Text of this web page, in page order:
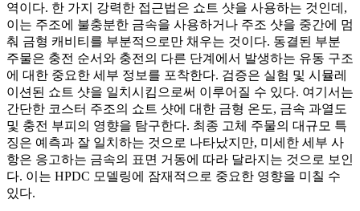
역이다. 한 가지 강력한 접근법은 쇼트 샷을 사용하는 것인데,
이는 주조에 불충분한 금속을 사용하거나 주조 샷을 중간에 멈
춰 금형 캐비티를 부분적으로만 채우는 것이다. 동결된 부분
주물은 충전 순서와 충전의 다른 단계에서 발생하는 유동 구조
에 대한 중요한 세부 정보를 포착한다. 검증은 실험 및 시뮬레
이션된 쇼트 샷을 일치시킴으로써 이루어질 수 있다. 여기서는
간단한 코스터 주조의 쇼트 샷에 대한 금형 온도, 금속 과열도
및 충전 부피의 영향을 탐구한다. 최종 고체 주물의 대규모 특
징은 예측과 잘 일치하는 것으로 나타났지만, 미세한 세부 사
항은 응고하는 금속의 표면 거동에 따라 달라지는 것으로 보인
다. 이는 HPDC 모델링에 잠재적으로 중요한 영향을 미칠 수
있다.